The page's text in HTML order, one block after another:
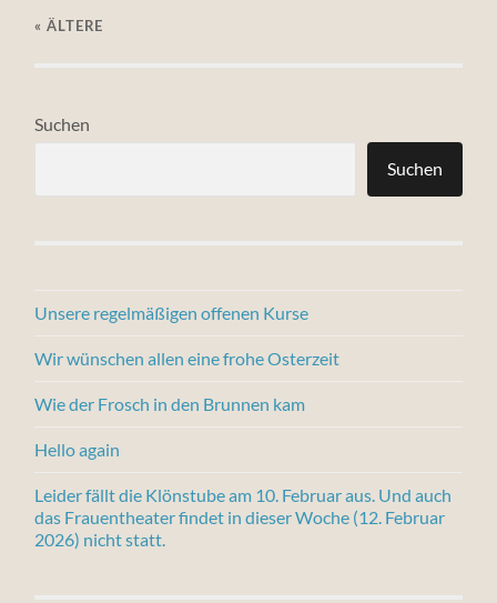
« ÄLTERE
Suchen
Suchen
Unsere regelmäßigen offenen Kurse
Wir wünschen allen eine frohe Osterzeit
Wie der Frosch in den Brunnen kam
Hello again
Leider fällt die Klönstube am 10. Februar aus. Und auch
das Frauentheater findet in dieser Woche (12. Februar
2026) nicht statt.